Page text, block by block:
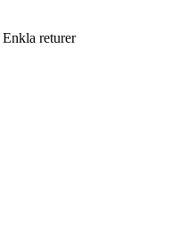
Enkla returer